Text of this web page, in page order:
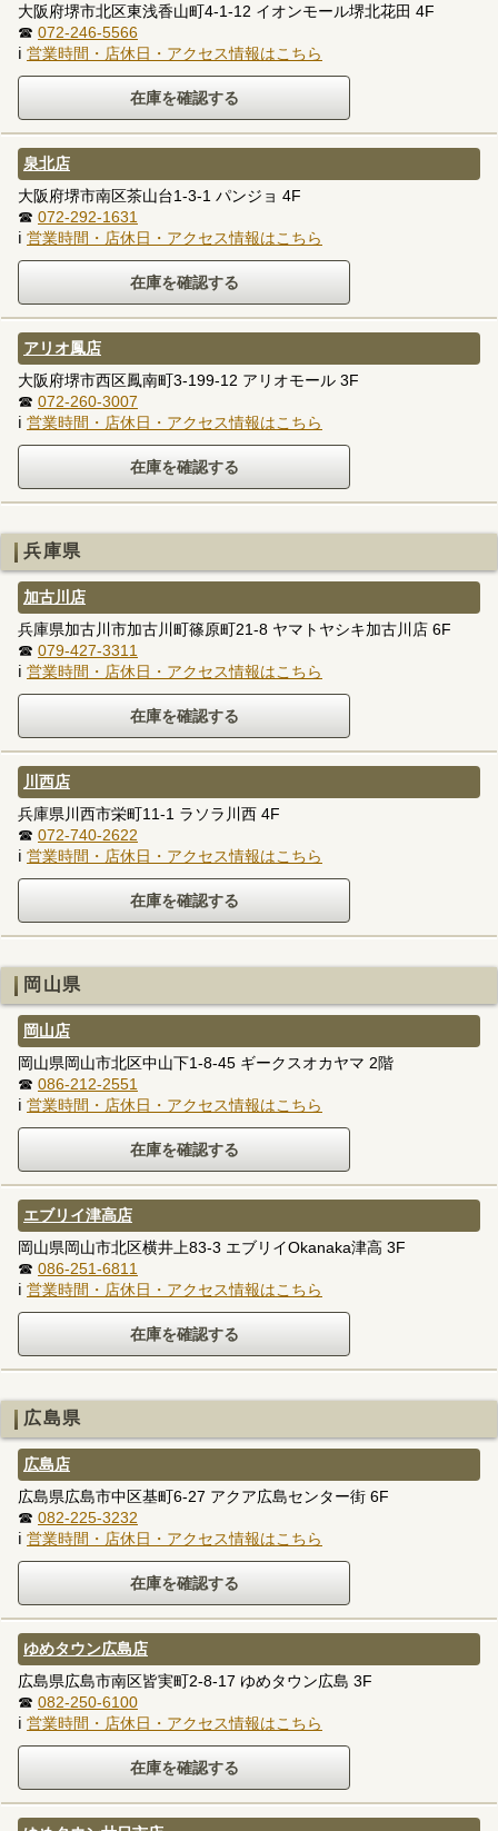
大阪府堺市北区東浅香山町4-1-12 イオンモール堺北花田 4F
☎ 072-246-5566
ℹ 営業時間・店休日・アクセス情報はこちら
泉北店
大阪府堺市南区茶山台1-3-1 パンジョ 4F
☎ 072-292-1631
ℹ 営業時間・店休日・アクセス情報はこちら
アリオ鳳店
大阪府堺市西区鳳南町3-199-12 アリオモール 3F
☎ 072-260-3007
ℹ 営業時間・店休日・アクセス情報はこちら
兵庫県
加古川店
兵庫県加古川市加古川町篠原町21-8 ヤマトヤシキ加古川店 6F
☎ 079-427-3311
ℹ 営業時間・店休日・アクセス情報はこちら
川西店
兵庫県川西市栄町11-1 ラソラ川西 4F
☎ 072-740-2622
ℹ 営業時間・店休日・アクセス情報はこちら
岡山県
岡山店
岡山県岡山市北区中山下1-8-45 ギークスオカヤマ 2階
☎ 086-212-2551
ℹ 営業時間・店休日・アクセス情報はこちら
エブリイ津高店
岡山県岡山市北区横井上83-3 エブリイOkanaka津高 3F
☎ 086-251-6811
ℹ 営業時間・店休日・アクセス情報はこちら
広島県
広島店
広島県広島市中区基町6-27 アクア広島センター街 6F
☎ 082-225-3232
ℹ 営業時間・店休日・アクセス情報はこちら
ゆめタウン広島店
広島県広島市南区皆実町2-8-17 ゆめタウン広島 3F
☎ 082-250-6100
ℹ 営業時間・店休日・アクセス情報はこちら